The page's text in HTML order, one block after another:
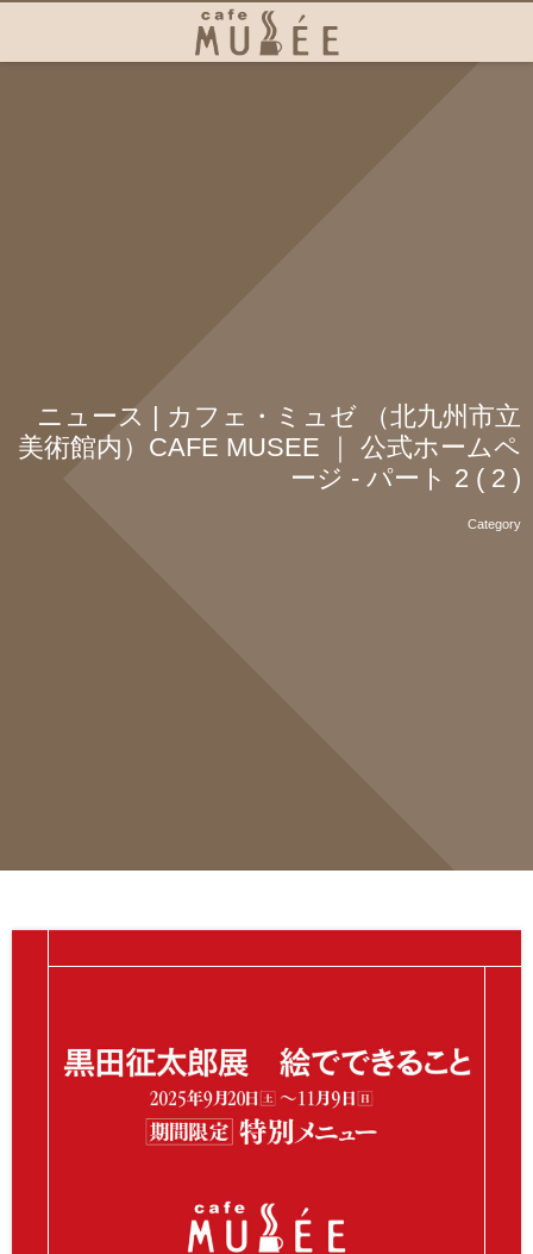
ニュース | カフェ・ミュゼ （北九州市立
美術館内）CAFE MUSEE ｜ 公式ホームペ
ージ - パート 2 ( 2 )
Category